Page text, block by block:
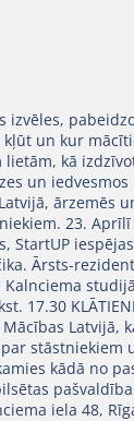
izvēles,
kļūt un kur
kā
un
ārzemēs
23.
Ārsts-
17.30
Latvijā,
kādā no
iela 48,